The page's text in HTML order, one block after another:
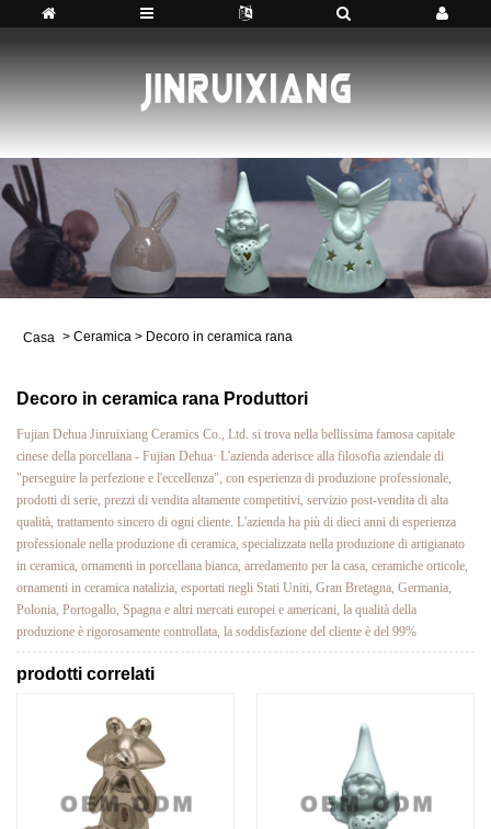
Casa > Ceramica > Decoro in ceramica rana
Decoro in ceramica rana Produttori
Fujian Dehua Jinruixiang Ceramics Co., Ltd. si trova nella bellissima famosa capitale
cinese della porcellana - Fujian Dehua· L'azienda aderisce alla filosofia aziendale di
"perseguire la perfezione e l'eccellenza", con esperienza di produzione professionale,
prodotti di serie, prezzi di vendita altamente competitivi, servizio post-vendita di alta
qualità, trattamento sincero di ogni cliente. L'azienda ha più di dieci anni di esperienza
professionale nella produzione di ceramica, specializzata nella produzione di artigianato
in ceramica, ornamenti in porcellana bianca, arredamento per la casa, ceramiche orticole,
ornamenti in ceramica natalizia, esportati negli Stati Uniti, Gran Bretagna, Germania,
Polonia, Portogallo, Spagna e altri mercati europei e americani, la qualità della
produzione è rigorosamente controllata, la soddisfazione del cliente è del 99%
prodotti correlati